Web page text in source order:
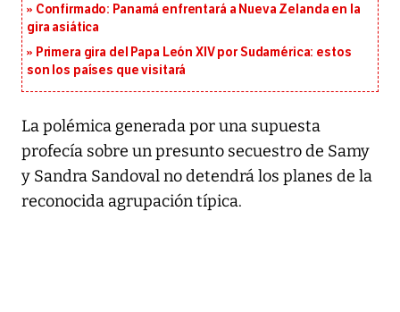
Confirmado: Panamá enfrentará a Nueva Zelanda en la
gira asiática
Primera gira del Papa León XIV por Sudamérica: estos
son los países que visitará
La polémica generada por una supuesta
profecía sobre un presunto secuestro de Samy
y Sandra Sandoval no detendrá los planes de la
reconocida agrupación típica.